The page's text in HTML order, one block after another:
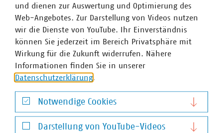
Dr. Jürgen Kruse
und dienen zur Auswertung und Optimierung des
Web-Angebotes. Zur Darstellung von Videos nutzen
wir die Dienste von YouTube. Ihr Einverständnis
können Sie jederzeit im Bereich Privatsphäre mit
Wirkung für die Zukunft widerrufen. Nähere
Informationen finden Sie in unserer
Datenschutzerklärung.
Notwendige Cookies
Notwendige Cookies
Darstellung von YouTube-Videos